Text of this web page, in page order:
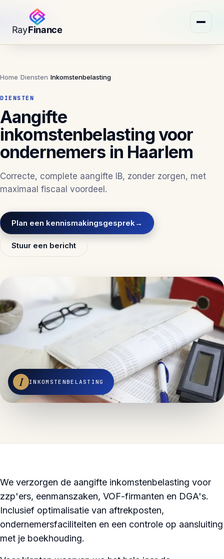
Home/Diensten/Inkomstenbelasting
DIENSTEN
Aangifte
inkomstenbelasting voor
ondernemers in Haarlem
Correcte, complete aangifte IB, zonder zorgen, met
maximaal fiscaal voordeel.
Plan een kennismakingsgesprek→
Stuur een bericht
I INKOMSTENBELASTING
We verzorgen de aangifte inkomstenbelasting voor
zzp'ers, eenmanszaken, VOF-firmanten en DGA's.
Inclusief optimalisatie van aftrekposten,
ondernemersfaciliteiten en een controle op aansluiting
met je boekhouding.